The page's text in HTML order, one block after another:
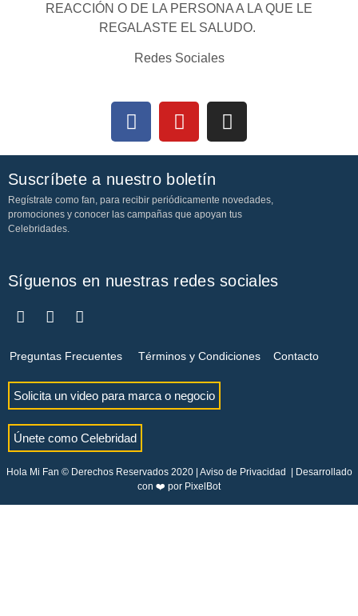
REACCIÓN O DE LA PERSONA A LA QUE LE
REGALASTE EL SALUDO.
Redes Sociales
Suscríbete a nuestro boletín
Regístrate como fan, para recibir periódicamente novedades,
promociones y conocer las campañas que apoyan tus
Celebridades.
Síguenos en nuestras redes sociales
Preguntas Frecuentes Términos y Condiciones Contacto
Solicita un video para marca o negocio
Únete como Celebridad
Hola Mi Fan © Derechos Reservados 2020 | Aviso de Privacidad
| Desarrollado
con ❤️ por PixelBot